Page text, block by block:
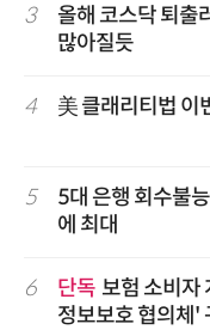
3
올해 코스닥 퇴출
많아질듯
4 美 클래리티법 이
5
5대 은행 회수불
에 최대
6 단독 보험 소비
정보보호 협의체'